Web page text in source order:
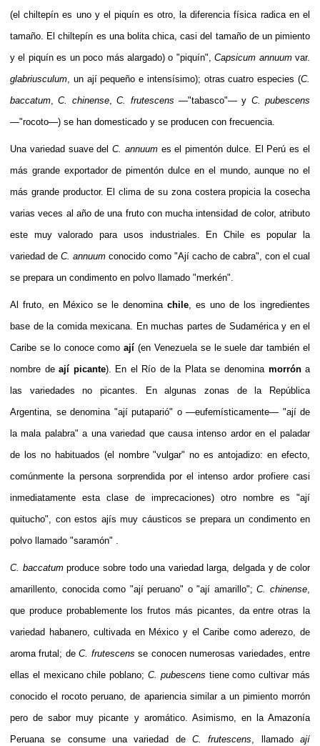
(el chiltepín es uno y elpiquín es otro, la diferencia física radica en el
tamaño. El chiltepín es una bolita chica, casi del tamaño de un pimiento
y el piquín es un poco más alargado) o "piquín",Capsicum annuumvar.
glabriusculum , un ají pequeño e intensísimo); otras cuatro especies (C.
baccatum ,C. chinense,C. frutescens —"tabasco"— y C. pubescens
—"rocoto—) se han domesticado y se producen con frecuencia.
Una variedad suave delC. annuumes elpimentón dulce. El Perú es el
más grande exportador de pimentón dulce en el mundo, aunque no el
más grande productor. El clima de su zona costera propicia la cosecha
varias veces al año de una fruto con mucha intensidad de color, atributo
este muy valorado para usos industriales. En Chilees popular la
variedad de C. annuum conocido como "Ají cacho de cabra", con el cual
se prepara un condimento en polvo llamado "merkén".
Al fruto, en México se le denomina chile , es uno de los ingredientes
base de la comida mexicana. En muchas partes de Sudamérica y en el
Caribe se lo conoce comoají (en Venezuelase le suele dar también el
nombre deají picante). En el Río de la Platase denomina morróna
las variedades no picantes. En algunas zonas de la
República
Argentina , se denomina "ají putaparió" o —eufemísticamente— "ají de
la mala palabra" a una variedad que causa intenso ardor en el paladar
de los no habituados (el nombre "vulgar" no es antojadizo: en efecto,
comúnmente la persona sorprendida por el intenso ardor profiere casi
inmediatamente esta clase de imprecaciones) otro nombre es "ají
quitucho", con estos ajís muy cáusticos se prepara un condimento en
polvo llamado "saramón" .
C. baccatumproduce sobre todo una variedad larga, delgada y de color
amarillento, conocida como "ají peruano" o "ají amarillo";C. chinense
que produce probablemente los frutos más picantes, da entre otras la
variedad habanero, cultivada en México y el Caribe como aderezo, de
aroma frutal; deC. frutescens se conocen numerosas variedades, entre
ellas el mexicanochile poblano;C. pubescens tiene como cultivar más
conocido elrocoto peruano, de apariencia similar a un pimientomorrón
pero de sabor muy picante y aromático. Asimismo, en la Amazonía
Peruana se consume una variedad de C. frutescens , llamadoají